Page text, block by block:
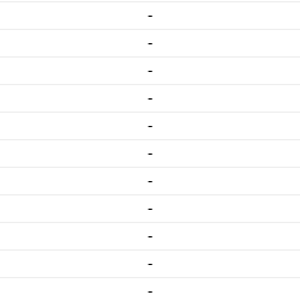
-
-
-
-
-
-
-
-
-
-
-